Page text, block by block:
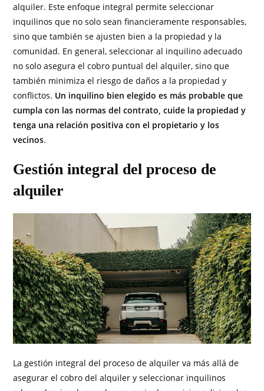
alquiler. Este enfoque integral permite seleccionar
inquilinos que no solo sean financieramente responsables,
sino que también se ajusten bien a la propiedad y la
comunidad. En general, seleccionar al inquilino adecuado
no solo asegura el cobro puntual del alquiler, sino que
también minimiza el riesgo de daños a la propiedad y
conflictos. Un inquilino bien elegido es más probable que
cumpla con las normas del contrato, cuide la propiedad y
tenga una relación positiva con el propietario y los
vecinos.
Gestión integral del proceso de
alquiler
La gestión integral del proceso de alquiler va más allá de
asegurar el cobro del alquiler y seleccionar inquilinos